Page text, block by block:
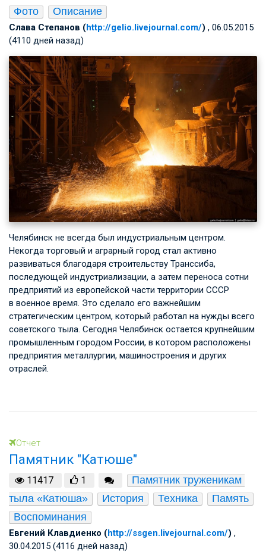
Фото
Описание
Слава Степанов (http://gelio.livejournal.com/) , 06.05.2015
(4110 дней назад)
Челябинск не всегда был индустриальным центром.
Некогда торговый и аграрный город стал активно
развиваться благодаря строительству Транссиба,
последующей индустриализации, а затем переноса сотни
предприятий из европейской части территории СССР
в военное время. Это сделало его важнейшим
стратегическим центром, который работал на нужды всего
советского тыла. Сегодня Челябинск остается крупнейшим
промышленным городом России, в котором расположены
предприятия металлургии, машиностроения и других
отраслей.
Отчет
Памятник "Катюше"
11417 1
Памятник труженикам
тыла «Катюша»
История Техника
Память
Воспоминания
Евгений Клавдиенко (http://ssgen.livejournal.com/) ,
30.04.2015 (4116 дней назад)